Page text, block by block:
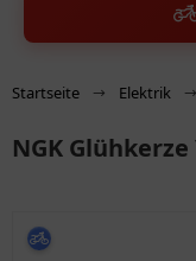
Startseite Elektrik
NGK Glühkerze